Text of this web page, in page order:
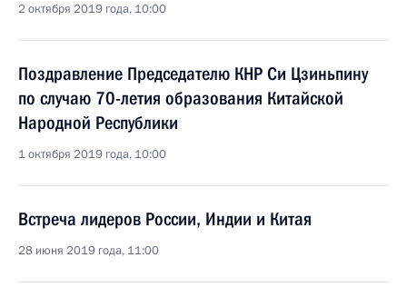
2 октября 2019 года, 10:00
Поздравление Председателю КНР Си Цзиньпину
по случаю 70-летия образования Китайской
Народной Республики
1 октября 2019 года, 10:00
Встреча лидеров России, Индии и Китая
28 июня 2019 года, 11:00